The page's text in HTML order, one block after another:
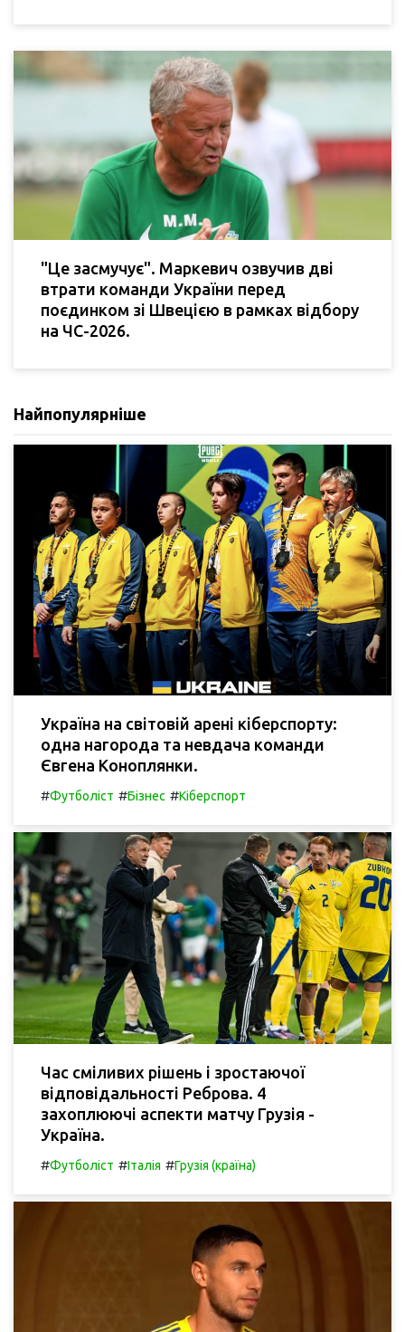
"Це засмучує". Маркевич озвучив дві
втрати команди України перед
поєдинком зі Швецією в рамках відбору
на ЧС-2026.
Найпопулярніше
Україна на світовій арені кіберспорту:
одна нагорода та невдача команди
Євгена Коноплянки.
#Футболіст #Бізнес #Кіберспорт
Час сміливих рішень і зростаючої
відповідальності Реброва. 4
захоплюючі аспекти матчу Грузія -
Україна.
#Футболіст #Італія #Грузія (країна)